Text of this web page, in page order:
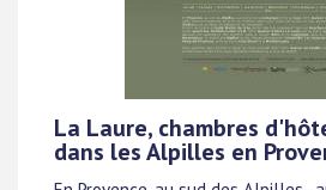
La Laure, chambres
dans les Alpilles en